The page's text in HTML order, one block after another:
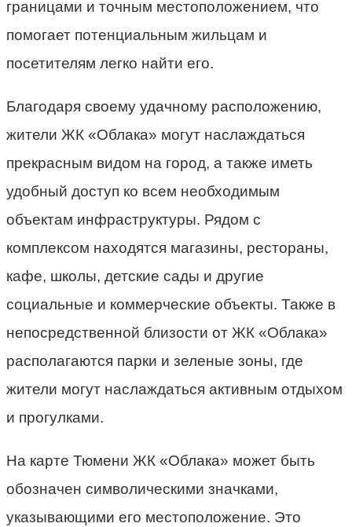
границами и точным местоположением, что
помогает потенциальным жильцам и
посетителям легко найти его.
Благодаря своему удачному расположению,
жители ЖК «Облака» могут наслаждаться
прекрасным видом на город, а также иметь
удобный доступ ко всем необходимым
объектам инфраструктуры. Рядом с
комплексом находятся магазины, рестораны,
кафе, школы, детские сады и другие
социальные и коммерческие объекты. Также в
непосредственной близости от ЖК «Облака»
располагаются парки и зеленые зоны, где
жители могут наслаждаться активным отдыхом
и прогулками.
На карте Тюмени ЖК «Облака» может быть
обозначен символическими значками,
указывающими его местоположение. Это